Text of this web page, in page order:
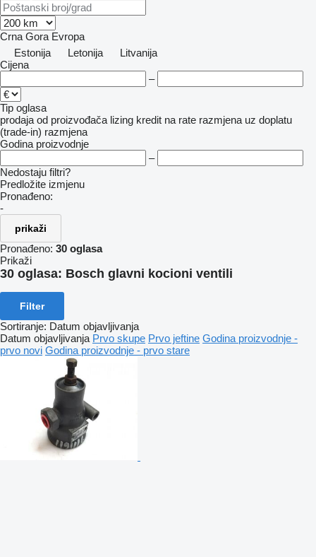
Crna Gora Evropa
Estonija
Letonija
Litvanija
Cijena
–
Tip oglasa
prodaja od proizvođača lizing kredit na rate razmjena uz doplatu
(trade-in) razmjena
Godina proizvodnje
–
Nedostaju filtri?
Predložite izmjenu
Pronađeno:
-
prikaži
Pronađeno: 30 oglasa
Prikaži
30 oglasa: Bosch glavni kocioni ventili
Filter
Sortiranje: Datum objavljivanja
Datum objavljivanja Prvo skupe Prvo jeftine Godina proizvodnje -
prvo novi Godina proizvodnje - prvo stare